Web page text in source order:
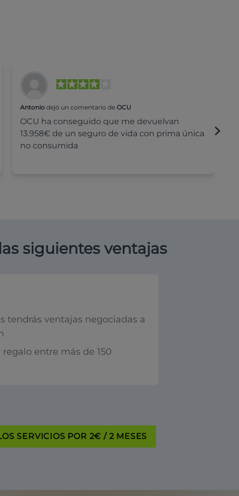
Antonio dejó un comentario deOCU
OCU ha conseguido que me devuelvan
13.958€ de un seguro de vida con prima única
no consumida
siguientes ventajas
tendrás ventajas negociadas a
regalo entre más de 150
SERVICIOS POR 2€ / 2 MESES